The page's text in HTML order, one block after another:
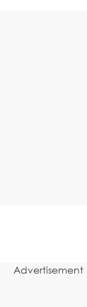
Advertisement